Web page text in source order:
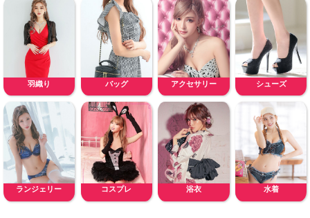
羽織り バッグ アクセサリー シューズ
ランジェリー コスプレ 浴衣 水着